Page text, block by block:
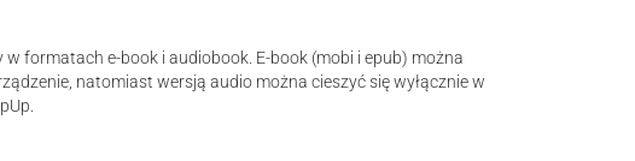
w formatach e-book i audiobook. E-book (mobi i epub) można
natomiast wersją audio można cieszyć się wyłącznie w